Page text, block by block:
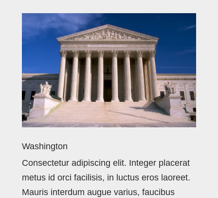
Washington
Consectetur adipiscing elit. Integer placerat
metus id orci facilisis, in luctus eros laoreet.
Mauris interdum augue varius, faucibus